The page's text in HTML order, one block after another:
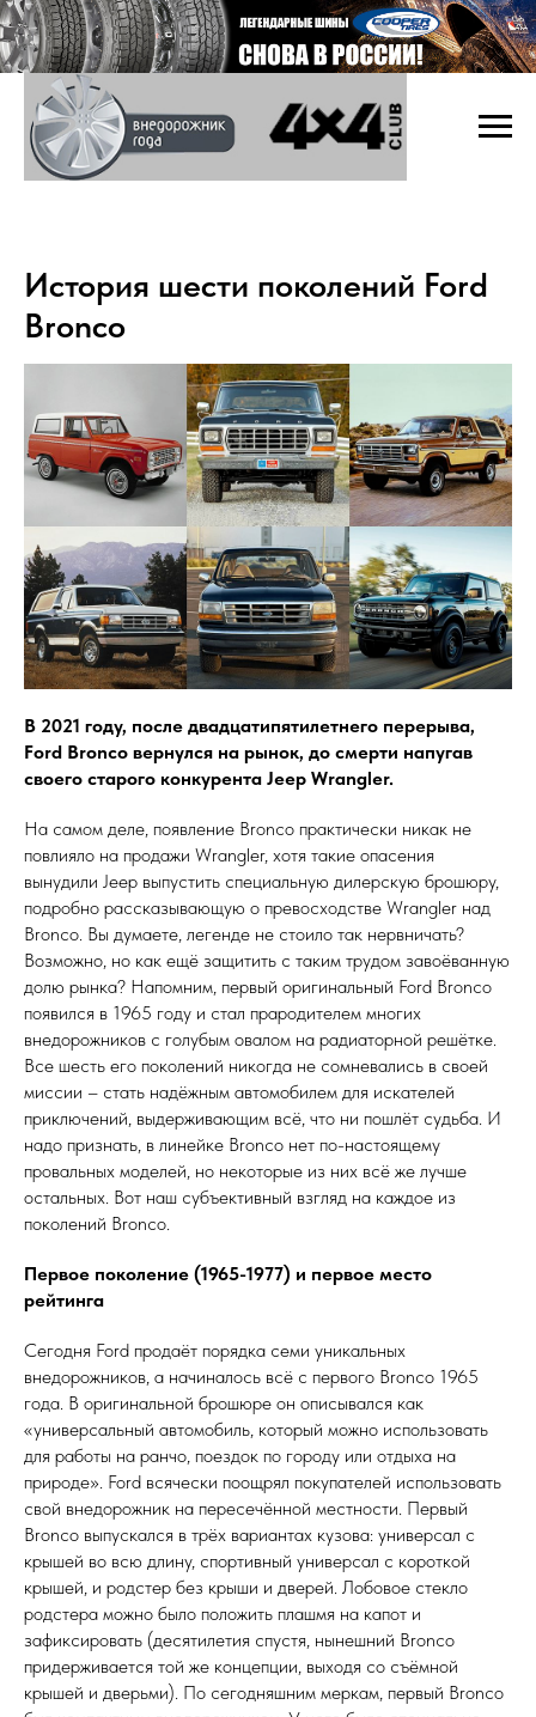
История шести поколений Ford
Bronco
В 2021 году, после двадцатипятилетнего перерыва,
Ford Bronco вернулся на рынок, до смерти напугав
своего старого конкурента Jeep Wrangler.
На самом деле, появление Bronco практически никак не
повлияло на продажи Wrangler, хотя такие опасения
вынудили Jeep выпустить специальную дилерскую брошюру,
подробно рассказывающую о превосходстве Wrangler над
Bronco. Вы думаете, легенде не стоило так нервничать?
Возможно, но как ещё защитить с таким трудом завоёванную
долю рынка? Напомним, первый оригинальный Ford Bronco
появился в 1965 году и стал прародителем многих
внедорожников с голубым овалом на радиаторной решётке.
Все шесть его поколений никогда не сомневались в своей
миссии – стать надёжным автомобилем для искателей
приключений, выдерживающим всё, что ни пошлёт судьба. И
надо признать, в линейке Bronco нет по-настоящему
провальных моделей, но некоторые из них всё же лучше
остальных. Вот наш субъективный взгляд на каждое из
поколений Bronco.
Первое поколение (1965-1977) и первое место
рейтинга
Сегодня Ford продаёт порядка семи уникальных
внедорожников, а начиналось всё с первого Bronco 1965
года. В оригинальной брошюре он описывался как
«универсальный автомобиль, который можно использовать
для работы на ранчо, поездок по городу или отдыха на
природе». Ford всячески поощрял покупателей использовать
свой внедорожник на пересечённой местности. Первый
Bronco выпускался в трёх вариантах кузова: универсал с
крышей во всю длину, спортивный универсал с короткой
крышей, и родстер без крыши и дверей. Лобовое стекло
родстера можно было положить плашмя на капот и
зафиксировать (десятилетия спустя, нынешний Bronco
придерживается той же концепции, выходя со съёмной
крышей и дверьми). По сегодняшним меркам, первый Bronco